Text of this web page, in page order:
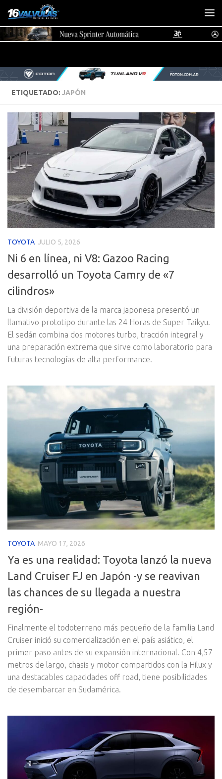
Saltar al contenido
ETIQUETADO: JAPÓN
TOYOTA JULIO 5, 2026
Ni 6 en línea, ni V8: Gazoo Racing
desarrolló un Toyota Camry de «7
cilindros»
La división deportiva de la marca japonesa presentó un
llamativo prototipo durante las 24 Horas de Super Taikyu.
El sedán combina dos motores turbo, tracción integral y
una preparación extrema que sirve como laboratorio para
futuras tecnologías de alta performance.
TOYOTA MAYO 17, 2026
Ya es una realidad: Toyota lanzó la nueva
Land Cruiser FJ en Japón -y se reavivan
las chances de su llegada a nuestra
región-
Finalmente el todoterreno más pequeño de la familia Land
Cruiser inició su comercialización en el país asiático, el
primer paso antes de su expansión internacional. Con 4,57
metros de largo, chasis y motor compartidos con la Hilux y
una destacables capacidades off road, tiene posibilidades
de desembarcar en Sudamérica.